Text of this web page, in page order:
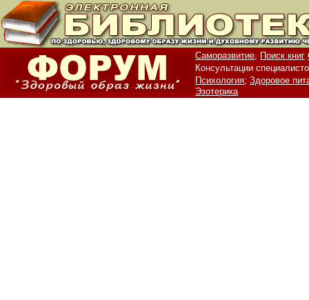
Саморазвитие, Поиск книг
Консультации
Психология; Здоровое
Эзотерика